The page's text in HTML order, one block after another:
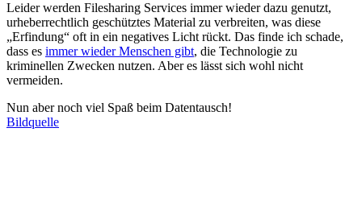
Leider werden Filesharing Services immer wieder dazu genutzt,
urheberrechtlich geschütztes Material zu verbreiten, was diese
„Erfindung“ oft in ein negatives Licht rückt. Das finde ich schade,
dass es immer wieder Menschen gibt, die Technologie zu
kriminellen Zwecken nutzen. Aber es lässt sich wohl nicht
vermeiden.
Nun aber noch viel Spaß beim Datentausch!
Bildquelle